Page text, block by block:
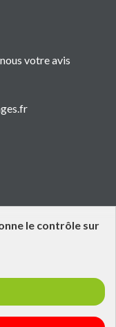
votre avis
le contrôle sur